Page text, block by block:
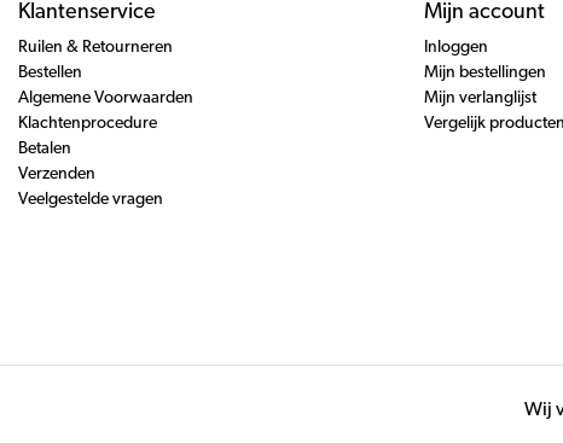
Klantenservice
Ruilen & Retourneren
Bestellen
Algemene Voorwaarden
Klachtenprocedure
Betalen
Verzenden
Veelgestelde vragen
Mijn account
Inloggen
Mijn bestellingen
Mijn verlanglijst
Vergelijk producten
Wij